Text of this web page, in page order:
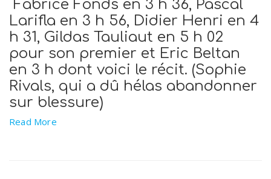
Fabrice Fonds en 3 h 36, Pascal
Larifla en 3 h 56, Didier Henri en 4
h 31, Gildas Tauliaut en 5 h 02
pour son premier et Eric Beltan
en 3 h dont voici le récit. (Sophie
Rivals, qui a dû hélas abandonner
sur blessure)
Read More